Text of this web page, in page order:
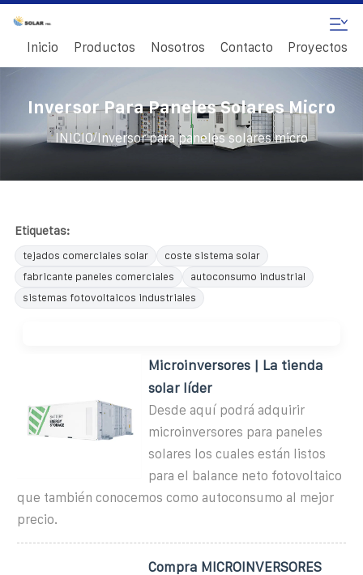
Inicio Productos Nosotros Contacto Proyectos
Inversor Para Paneles Solares Micro
INICIO/ Inversor para paneles solares micro
Etiquetas:
tejados comerciales solar
coste sistema solar
fabricante paneles comerciales
autoconsumo industrial
sistemas fotovoltaicos industriales
Microinversores | La tienda
solar líder
Desde aquí podrá adquirir
microinversores para paneles
solares los cuales están listos
para el balance neto fotovoltaico
que también conocemos como autoconsumo al mejor
precio.
Compra MICROINVERSORES